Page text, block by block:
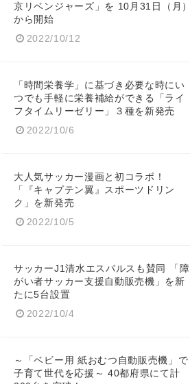
京リベンジャーズ」を 10月31日（月）
から開始
2022/10/12
「時間栄養学」に基づき必要な時にい
つでも手軽に栄養補給ができる「ライ
フタイムリーゼリー」３種を新発売
2022/10/6
大人気サッカー漫画と初コラボ！
「『キャプテン翼』スポーツドリン
ク」を新発売
2022/10/5
サッカーJ1清水エスパルスも賛同 「障
がい者サッカー支援自動販売機」を新
たに5台設置
2022/10/4
～「ベビー用 紙おむつ自動販売機」で
子育て世代を応援～ 40都府県にて計